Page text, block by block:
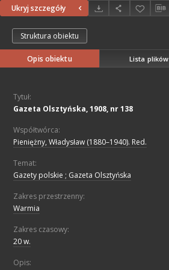
Ukryj szczegóły
Struktura obiektu
Opis obiektu Lista plików
Tytuł:
Gazeta Olsztyńska, 1908, nr 138
Współtwórca:
Pieniężny, Władysław (1880–1940). Red.
Temat:
Gazety polskie ; Gazeta Olsztyńska
Zakres przestrzenny:
Warmia
Zakres czasowy:
20 w.
Opis: